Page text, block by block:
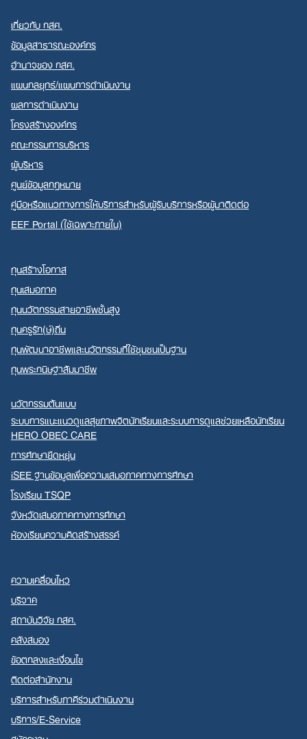
เกี่ยวกับ กสศ.
ข้อมูลสาธารณะองค์กร
อำนาจของ กสศ.
แผนกลยุทธ์/แผนการดำเนินงาน
ผลการดำเนินงาน
โครงสร้างองค์กร
คณะกรรมการบริหาร
ผู้บริหาร
ศูนย์ข้อมูลกฎหมาย
คู่มือหรือแนวทางการให้บริการสำหรับผู้รับบริการหรือผู้มาติดต่อ
EEF Portal (ใช้เฉพาะภายใน)
ทุนสร้างโอกาส
ทุนเสมอภาค
ทุนนวัตกรรมสายอาชีพชั้นสูง
ทุนครูรัก(ษ์)ถิ่น
ทุนพัฒนาอาชีพและนวัตกรรมที่ใช้ชุมชนเป็นฐาน
ทุนพระกนิษฐาสัมมาชีพ
นวัตกรรมต้นแบบ
ระบบการแนะแนวดูแลสุขภาพจิตนักเรียนและระบบการดูแลช่วยเหลือนักเรียน
HERO OBEC CARE
การศึกษายืดหยุ่น
iSEE ฐานข้อมูลเพื่อความเสมอภาคทางการศึกษา
โรงเรียน TSQP
จังหวัดเสมอภาคทางการศึกษา
ห้องเรียนความคิดสร้างสรรค์
ความเคลื่อนไหว
บริจาค
สถาบันวิจัย กสศ.
คลังสมอง
ข้อตกลงและเงื่อนไข
ติดต่อสำนักงาน
บริการสำหรับภาคีร่วมดำเนินงาน
บริการ/E-Service